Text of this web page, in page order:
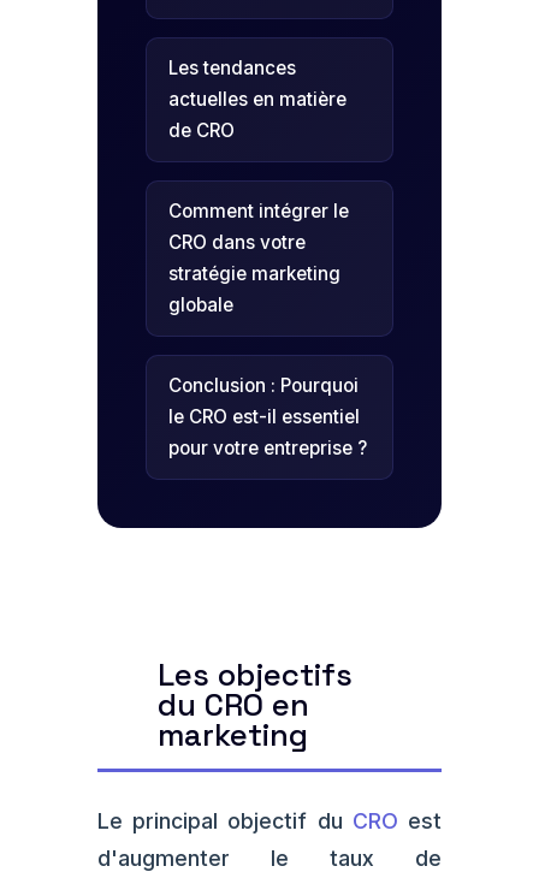
Les tendances
actuelles en matière
de CRO
Comment intégrer le
CRO dans votre
stratégie marketing
globale
Conclusion : Pourquoi
le CRO est-il essentiel
pour votre entreprise ?
Les objectifs
du CRO en
marketing
Le principal objectif du CRO est
d'augmenter le taux de